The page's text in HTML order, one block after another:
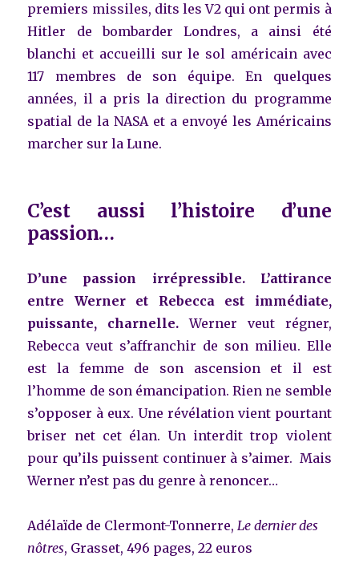
premiers missiles, dits les V2 qui ont permis à
Hitler de bombarder Londres, a ainsi été
blanchi et accueilli sur le sol américain avec
117 membres de son équipe. En quelques
années, il a pris la direction du programme
spatial de la NASA et a envoyé les Américains
marcher sur la Lune.
C’est aussi l’histoire d’une
passion…
D’une passion irrépressible. L’attirance
entre Werner et Rebecca est immédiate,
puissante, charnelle.
Werner veut régner,
Rebecca veut s’affranchir de son milieu. Elle
est la femme de son ascension et il est
l’homme de son émancipation. Rien ne semble
s’opposer à eux. Une révélation vient pourtant
briser net cet élan. Un interdit trop violent
pour qu’ils puissent continuer à s’aimer. Mais
Werner n’est pas du genre à renoncer…
Adélaïde de Clermont-Tonnerre,Le dernier des
nôtres, Grasset, 496 pages, 22 euros